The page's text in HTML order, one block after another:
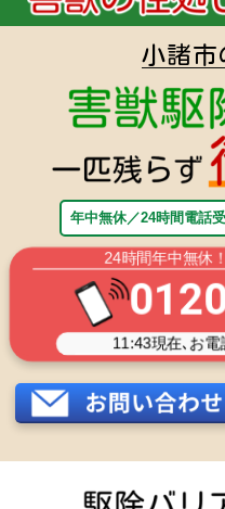
小諸市
年中無休／24時間電話
24時間年中無休
11:43現在､お電